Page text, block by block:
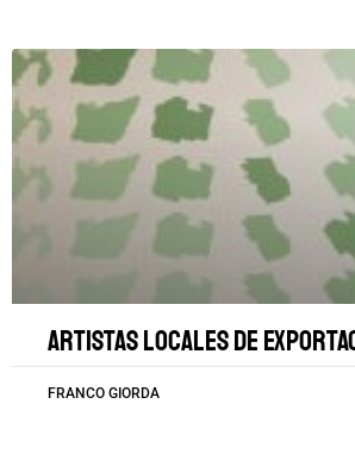
Artistas locales de
FRANCO GIORDA